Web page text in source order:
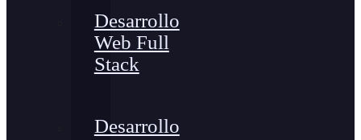
Desarrollo
Web Full
Stack
Desarrollo